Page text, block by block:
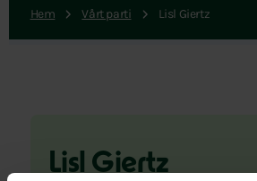
Hem Vårt parti Lisl Giertz
Lisl Giertz